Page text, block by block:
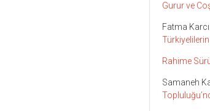
Gurur ve
Fatma Karcı
Rahime
Samaneh